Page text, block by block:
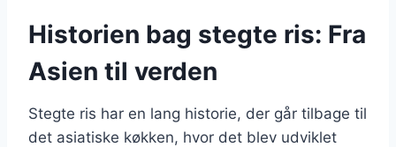
Historien bag stegte ris: Fra
Asien til verden
Stegte ris har en lang historie, der går tilbage til
det asiatiske køkken, hvor det blev udviklet